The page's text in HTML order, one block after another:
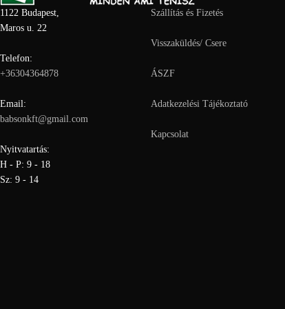
1122 Budapest,
Maros u. 22
Telefon:
+36304364878
Email:
babsonkft@gmail.com
Nyitvatartás:
H - P: 9 - 18
Sz: 9 - 14
Szállítás és Fizetés
Visszaküldés/ Csere
ÁSZF
Adatkezelési Tájékoztató
Kapcsolat